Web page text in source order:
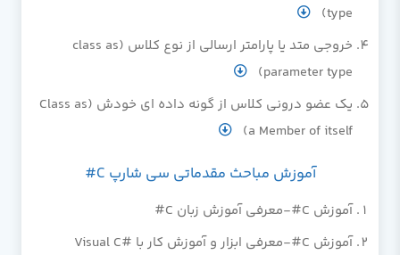
type)
خروجی متد یا پارامتر ارسالی از نوع کلاس (class as
parameter type)
یک عضو درونی کلاس از گونه داده ای خودش (Class as
a Member of itself)
آموزش مباحث مقدماتی سی شارپ C#
آموزش C#-معرفی آموزش زبان C#
آموزش C#-معرفی ابزار و آموزش کار با Visual C#